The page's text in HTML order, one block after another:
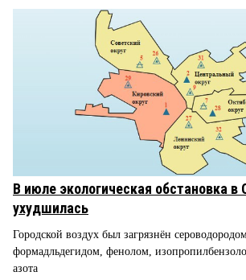
В июле экологическая обстановка в
ухудшилась
Городской воздух был загрязнён
формадльдегидом, фенолом,
азота